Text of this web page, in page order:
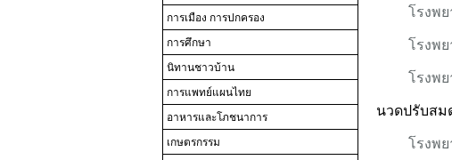
การเมือง การปกครอง
การศึกษา
นิทานชาวบ้าน
การแพทย์แผนไทย
อาหารและโภชนาการ
เกษตรกรรม
โรงพ
โรงพ
โรงพ
นวดปรับสม
โรงพ